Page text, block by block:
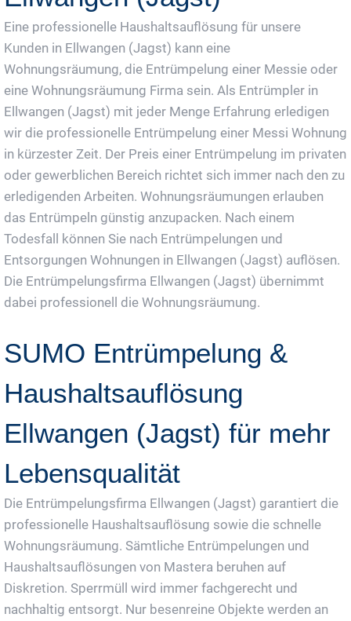
Eine professionelle Haushaltsauflösung für unsere
Kunden in Ellwangen (Jagst) kann eine
Wohnungsräumung, die Entrümpelung einer Messie oder
eine Wohnungsräumung Firma sein. Als Entrümpler in
Ellwangen (Jagst) mit jeder Menge Erfahrung erledigen
wir die professionelle Entrümpelung einer Messi Wohnung
in kürzester Zeit. Der Preis einer Entrümpelung im privaten
oder gewerblichen Bereich richtet sich immer nach den zu
erledigenden Arbeiten. Wohnungsräumungen erlauben
das Entrümpeln günstig anzupacken. Nach einem
Todesfall können Sie nach Entrümpelungen und
Entsorgungen Wohnungen in Ellwangen (Jagst) auflösen.
Die Entrümpelungsfirma Ellwangen (Jagst) übernimmt
dabei professionell die Wohnungsräumung.
SUMO Entrümpelung &
Haushaltsauflösung
Ellwangen (Jagst) für mehr
Lebensqualität
Die Entrümpelungsfirma Ellwangen (Jagst) garantiert die
professionelle Haushaltsauflösung sowie die schnelle
Wohnungsräumung. Sämtliche Entrümpelungen und
Haushaltsauflösungen von Mastera beruhen auf
Diskretion. Sperrmüll wird immer fachgerecht und
nachhaltig entsorgt. Nur besenreine Objekte werden an